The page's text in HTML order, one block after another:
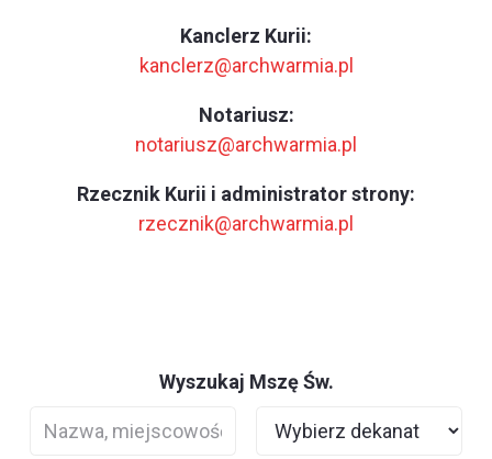
Kanclerz Kurii:
kanclerz@archwarmia.pl
Notariusz:
notariusz@archwarmia.pl
Rzecznik Kurii i administrator strony:
rzecznik@archwarmia.pl
Wyszukaj Mszę Św.